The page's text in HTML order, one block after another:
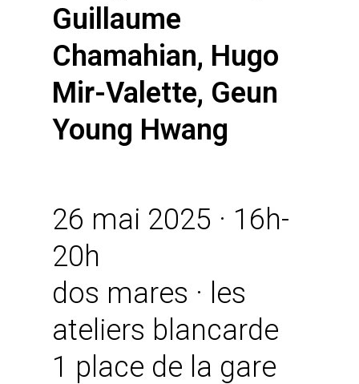
Guillaume
Chamahian, Hugo
Mir-Valette, Geun
Young Hwang
26 mai 2025 · 16h-
20h
dos mares · les
ateliers blancarde
1 place de la gare